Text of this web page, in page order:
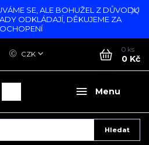
SE, ALE BOHUŽEL Z DŮVODU
ODKLÁDAJÍ, DĚKUJEME ZA
Menu
CZK
Hledat
0 ks
0 Kč